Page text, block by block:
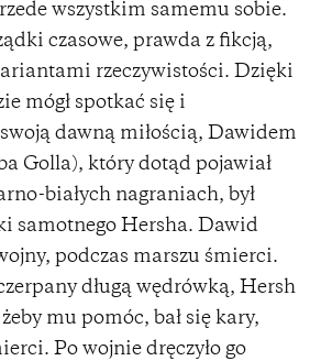
wszystkim samemu sobie.
czasowe, prawda z fikcją,
rzeczywistości. Dzięki
mógł spotkać się i
dawną miłością, Dawidem
Golla), który dotąd pojawiał
białych nagraniach, był
samotnego Hersha. Dawid
podczas marszu śmierci.
długą wędrówką, Hersh
mu pomóc, bał się kary,
Po wojnie dręczyło go